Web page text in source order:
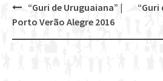
Post
navigation
“Guri de Uruguaiana” |
Porto Verão Alegre 2016